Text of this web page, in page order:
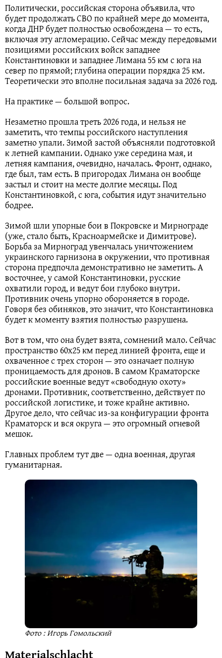
Политически, российская сторона объявила, что
будет продолжать СВО по крайней мере до момента,
когда ДНР будет полностью освобождена — то есть,
включая эту агломерацию. Сейчас между передовыми
позициями российских войск западнее
Константиновки и западнее Лимана 55 км с юга на
север по прямой; глубина операции порядка 25 км.
Теоретически это вполне посильная задача за 2026 год.
На практике — большой вопрос.
Незаметно прошла треть 2026 года, и нельзя не
заметить, что темпы российского наступления
заметно упали. Зимой застой объясняли подготовкой
к летней кампании. Однако уже середина мая, и
летняя кампания, очевидно, началась. Фронт, однако,
где был, там есть. В пригородах Лимана он вообще
застыл и стоит на месте долгие месяцы. Под
Константиновкой, с юга, события идут значительно
бодрее.
Зимой шли упорные бои в Покровске и Мирнограде
(уже, стало быть, Красноармейске и Димитрове).
Борьба за Мирноград увенчалась уничтожением
украинского гарнизона в окружении, что противная
сторона предпочла демонстративно не заметить. А
восточнее, у самой Константиновки, русские
охватили город, и ведут бои глубоко внутри.
Противник очень упорно обороняется в городе.
Говоря без обиняков, это значит, что Константиновка
будет к моменту взятия полностью разрушена.
Вот в том, что она будет взята, сомнений мало. Сейчас
пространство 60х25 км перед линией фронта, еще и
охваченное с трех сторон — это означает полную
проницаемость для дронов. В самом Краматорске
российские военные ведут «свободную охоту»
дронами. Противник, соответственно, действует по
российской логистике, и тоже крайне активно.
Другое дело, что сейчас из-за конфигурации фронта
Краматорск и вся округа — это огромный огневой
мешок.
Главных проблем тут две — одна военная, другая
гуманитарная.
Фото : Игорь Гомольский
Materialschlacht